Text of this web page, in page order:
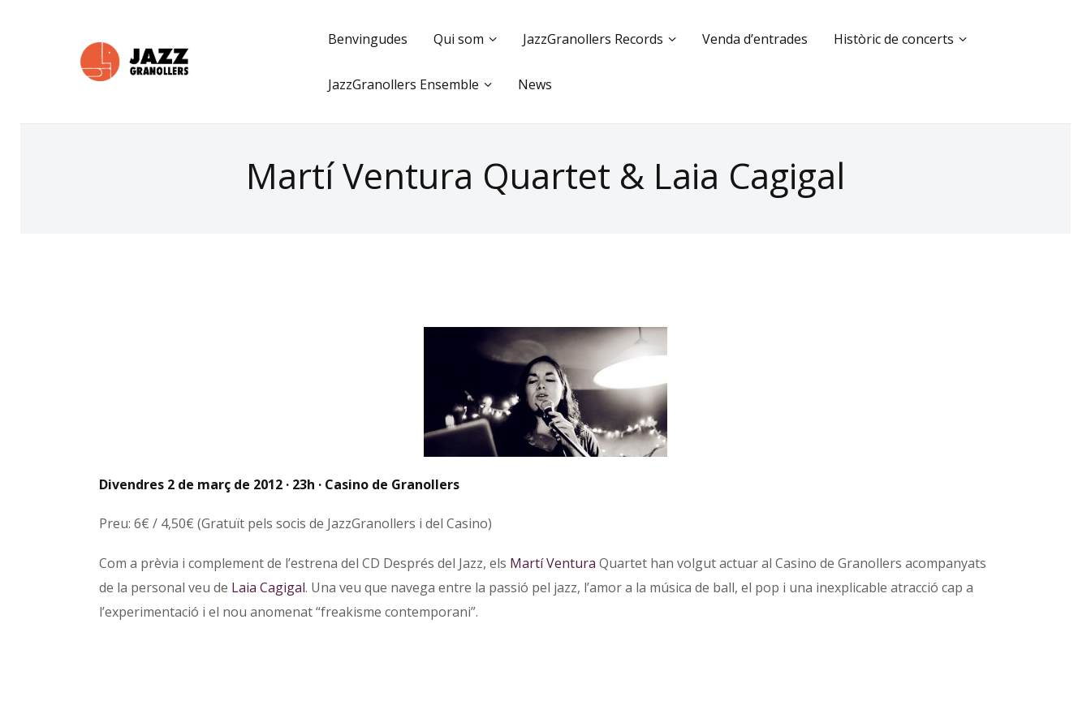
Benvingudes Qui som JazzGranollers Records Venda d’entrades Històric de concerts
JazzGranollers Ensemble News
Martí Ventura Quartet & Laia Cagigal
Divendres 2 de març de 2012 · 23h · Casino de Granollers
Preu: 6€ / 4,50€ (Gratuït pels socis de JazzGranollers i del Casino)
Com a prèvia i complement de l’estrena del CD Després del Jazz, els Martí Ventura Quartet han volgut actuar al Casino de Granollers acompanyats
de la personal veu de Laia Cagigal. Una veu que navega entre la passió pel jazz, l’amor a la música de ball, el pop i una inexplicable atracció cap a
l’experimentació i el nou anomenat “freakisme contemporani”.